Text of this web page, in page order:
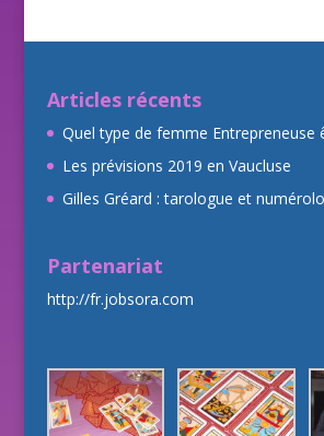
Articles récents
Quel type de femme Entrepreneuse
Les prévisions 2019 en Vaucluse
Gilles Gréard : tarologue et
Partenariat
http://fr.jobsora.com